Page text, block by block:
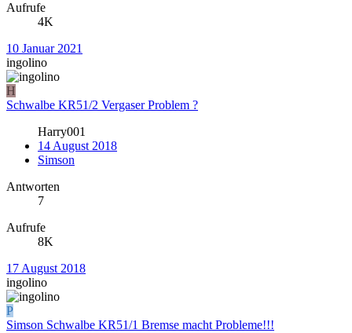
Aufrufe
4K
10 Januar 2021
ingolino
H
Schwalbe KR51/2 Vergaser Problem ?
Harry001
14 August 2018
Simson
Antworten
7
Aufrufe
8K
17 August 2018
ingolino
P
Simson Schwalbe KR51/1 Bremse macht Probleme!!!